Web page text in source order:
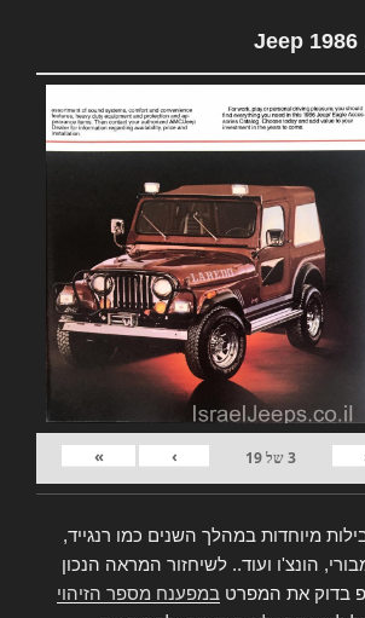
3של19
›
»
מיוחדות במהלך השנים כמו רנגייד,
הונצ'ו ועוד.. לשיחזור המראה הנכון
בדוק את המפרט במפענח מספר הזיהוי